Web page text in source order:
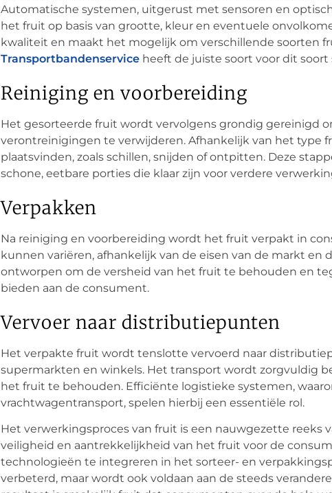
Automatische systemen, uitgerust met sensoren en
het fruit op basis van grootte, kleur en eventuele
kwaliteit en maakt het mogelijk om verschillende soorten
Transportbandenservice heeft de juiste soort voor dit
Reiniging en voorbereiding
Het gesorteerde fruit wordt vervolgens grondig gereinigd
verontreinigingen te verwijderen. Afhankelijk van het type
plaatsvinden, zoals schillen, snijden of ontpitten. Deze
schone, eetbare porties die klaar zijn voor verdere
Verpakken
Na reiniging en voorbereiding wordt het fruit verpakt in
kunnen variëren, afhankelijk van de eisen van de markt en
ontworpen om de versheid van het fruit te behouden en
bieden aan de consument.
Vervoer naar distributiepunten
Het verpakte fruit wordt tenslotte vervoerd naar
supermarkten en winkels. Het transport wordt zorgvuldig
het fruit te behouden. Efficiënte logistieke systemen,
vrachtwagentransport, spelen hierbij een essentiële rol.
Het verwerkingsproces van fruit is een nauwgezette reeks
veiligheid en aantrekkelijkheid van het fruit voor de
technologieën te integreren in het sorteer- en
verbeterd, maar wordt ook voldaan aan de steeds